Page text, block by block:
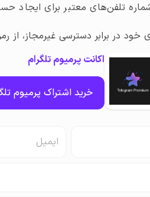
تلفن‌های معتبر برای ایجاد
در برابر دسترسی غیرمجاز، از
اکانت پرمیوم تلگرام
خرید اشتراک پرمیوم